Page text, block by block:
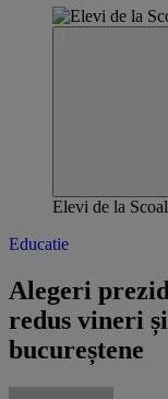
Elevi de la
Educatie
Alegeri
redus vineri
bucureștene